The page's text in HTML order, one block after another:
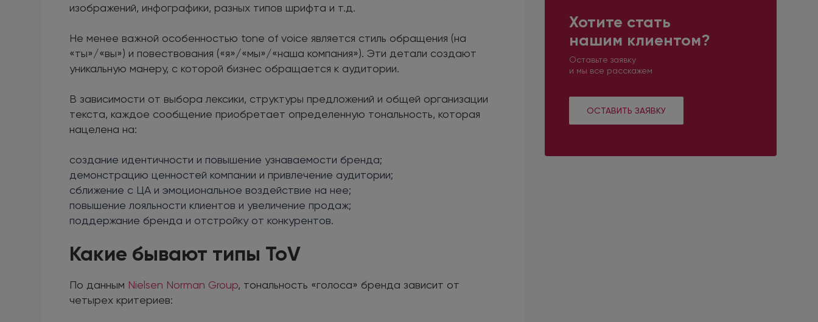
Хотите стать
нашим клиентом?
Оставьте заявку
и мы все расскажем
ОСТАВИТЬ ЗАЯВКУ
изображений, инфографики, разных типов шрифта и т.д.
Не менее важной особенностью tone of voice является стиль обращения (на
«ты»/«вы») и повествования («я»/«мы»/«наша компания»). Эти детали создают
уникальную манеру, с которой бизнес обращается к аудитории.
В зависимости от выбора лексики, структуры предложений и общей организации
текста, каждое сообщение приобретает определенную тональность, которая
нацелена на:
создание идентичности и повышение узнаваемости бренда;
демонстрацию ценностей компании и привлечение аудитории;
сближение с ЦА и эмоциональное воздействие на нее;
повышение лояльности клиентов и увеличение продаж;
поддержание бренда и отстройку от конкурентов.
Какие бывают типы ToV
По данным Nielsen Norman Group, тональность «голоса» бренда зависит от
четырех критериев: